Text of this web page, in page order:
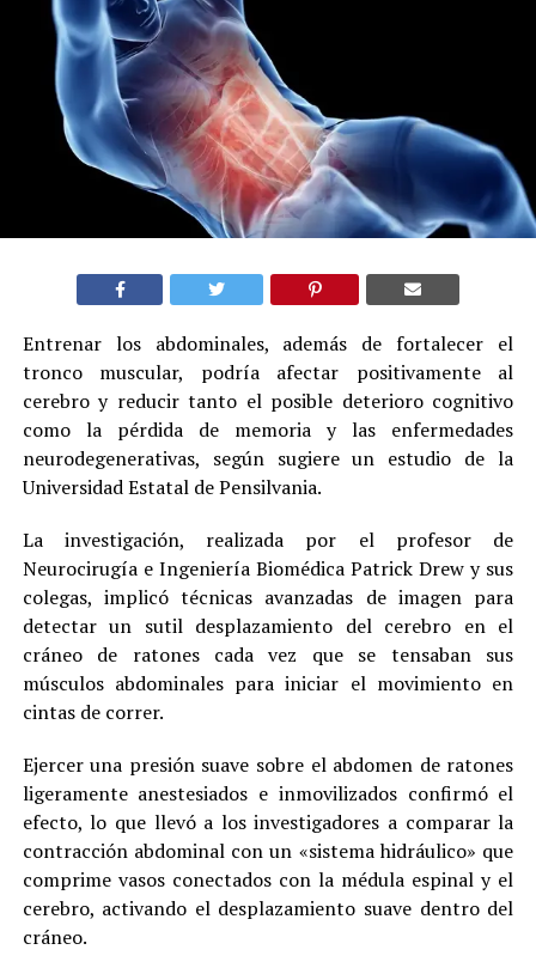
Entrenar los abdominales, además de fortalecer el
tronco muscular, podría afectar positivamente al
cerebro y reducir tanto el posible deterioro cognitivo
como la pérdida de memoria y las enfermedades
neurodegenerativas, según sugiere un estudio de la
Universidad Estatal de Pensilvania.
La investigación, realizada por el profesor de
Neurocirugía e Ingeniería Biomédica Patrick Drew y sus
colegas, implicó técnicas avanzadas de imagen para
detectar un sutil desplazamiento del cerebro en el
cráneo de ratones cada vez que se tensaban sus
músculos abdominales para iniciar el movimiento en
cintas de correr.
Ejercer una presión suave sobre el abdomen de ratones
ligeramente anestesiados e inmovilizados confirmó el
efecto, lo que llevó a los investigadores a comparar la
contracción abdominal con un «sistema hidráulico» que
comprime vasos conectados con la médula espinal y el
cerebro, activando el desplazamiento suave dentro del
cráneo.